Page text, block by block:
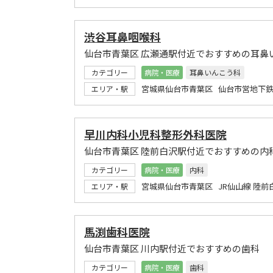
渋谷耳鼻咽喉科
仙台市青葉区 広瀬通駅付近でおすすめの耳鼻
カテゴリー 病院・医療
耳鼻いんこう科
エリア・駅
宮城県仙台市青葉区 仙台市営地下
早川内科小児科整形外科医院
仙台市青葉区 陸前白沢駅付近でおすすめの
カテゴリー 病院・医療
内科
エリア・駅
宮城県仙台市青葉区 JR仙山線 陸前
馬渕歯科医院
仙台市青葉区 川内駅付近でおすすめの歯科
カテゴリー 病院・医療 歯科